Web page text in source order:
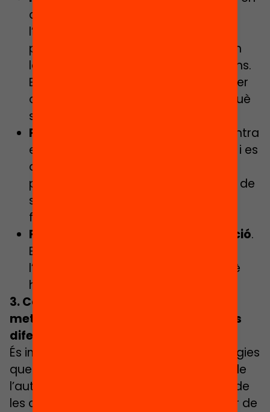
què s’estableixen els objectius de
l’activitat d’aprenentatge, es
planifiquen les accions i es projecten
les pròpies expectatives i motivacions.
Ens preguntem ‘Què aprendrem?’, ‘Per
què es fa?’, ‘Quin sentit té?’ i ‘Per a què
serveix?’.
Fase d’execució
. En aquesta fase entra
en joc l’autocontrol de les activitats i es
desenvolupa l’autoobservació. Ens
preguntem ‘Quines operacions hem de
seguir?’, ‘Per què?’ i ‘Com ho estem
fent?’.
Fase d’autoreflexió o autoavaluació.
En aquesta fase es realitza
l’autoavaluació. Ens preguntem ‘Què
hem après?’ i ‘Com ho hem après?’.
3. Combinar estratègies cognitives,
metacognitives i motivacionals en les
diferents fases de l’autoregulació
És imprescindible desenvolupar estratègies
que cobreixin les diferents dimensions de
l’autoregulació. Es podrà prioritzar una de
les dimensions, però sempre han d’anar de